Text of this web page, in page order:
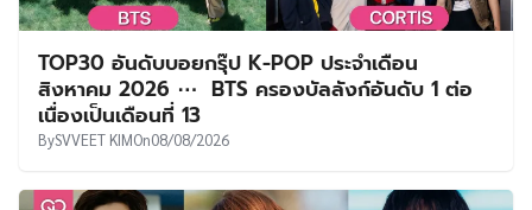
TOP30 อันดับบอยกรุ๊ป K-POP ประจำเดือน
สิงหาคม 2026 ⋯ BTS ครองบัลลังก์อันดับ 1 ต่อ
เนื่องเป็นเดือนที่ 13
BySVVEET KIMOn08/08/2026